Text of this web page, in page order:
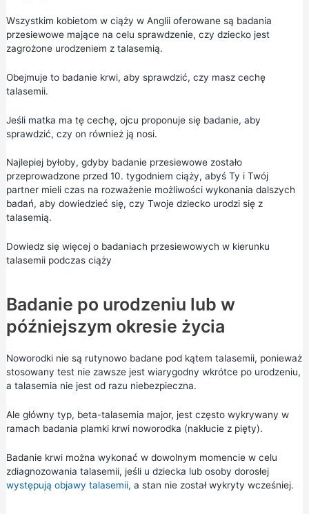
Wszystkim kobietom w ciąży w Anglii oferowane są badania
przesiewowe mające na celu sprawdzenie, czy dziecko jest
zagrożone urodzeniem z talasemią.
Obejmuje to badanie krwi, aby sprawdzić, czy masz cechę
talasemii.
Jeśli matka ma tę cechę, ojcu proponuje się badanie, aby
sprawdzić, czy on również ją nosi.
Najlepiej byłoby, gdyby badanie przesiewowe zostało
przeprowadzone przed 10. tygodniem ciąży, abyś Ty i Twój
partner mieli czas na rozważenie możliwości wykonania dalszych
badań, aby dowiedzieć się, czy Twoje dziecko urodzi się z
talasemią.
Dowiedz się więcej o badaniach przesiewowych w kierunku
talasemii podczas ciąży
Badanie po urodzeniu lub w
późniejszym okresie życia
Noworodki nie są rutynowo badane pod kątem talasemii, ponieważ
stosowany test nie zawsze jest wiarygodny wkrótce po urodzeniu,
a talasemia nie jest od razu niebezpieczna.
Ale główny typ, beta-talasemia major, jest często wykrywany w
ramach badania plamki krwi noworodka (nakłucie z pięty).
Badanie krwi można wykonać w dowolnym momencie w celu
zdiagnozowania talasemii, jeśli u dziecka lub osoby dorosłej
występują objawy talasemii, a stan nie został wykryty wcześniej.